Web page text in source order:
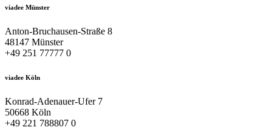
viadee Münster
Anton-Bruchausen-Straße 8
48147 Münster
+49 251 77777 0
viadee Köln
Konrad-Adenauer-Ufer 7
50668 Köln
+49 221 788807 0